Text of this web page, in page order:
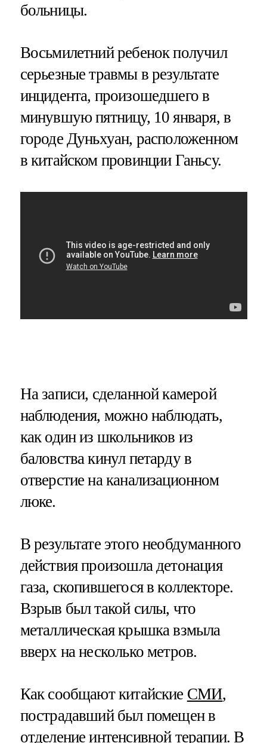
больницы.
Восьмилетний ребенок получил
серьезные травмы в результате
инцидента, произошедшего в
минувшую пятницу, 10 января, в
городе Дуньхуан, расположенном
в китайском провинции Ганьсу.
На записи, сделанной камерой
наблюдения, можно наблюдать,
как один из школьников из
баловства кинул петарду в
отверстие на канализационном
люке.
В результате этого необдуманного
действия произошла детонация
газа, скопившегося в коллекторе.
Взрыв был такой силы, что
металлическая крышка взмыла
вверх на несколько метров.
Как сообщают китайские СМИ,
пострадавший был помещен в
отделение интенсивной терапии. В